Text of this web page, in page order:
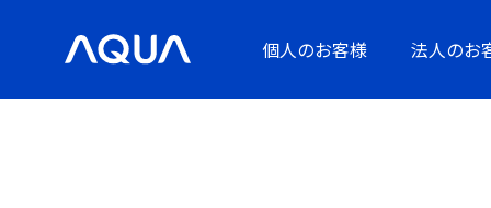
個人のお客様 法人のお